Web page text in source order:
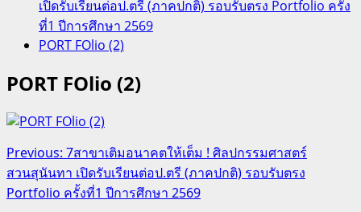
เปิดรับเรียนต่อป.ตรี (ภาคปกติ) รอบรับตรง Portfolio ครั้ง
ที่1 ปีการศึกษา 2569
PORT FOlio (2)
PORT FOlio (2)
Post
navigation
Previous: 7สาขาเติมอนาคตให้เต็ม ! ศิลปกรรมศาสตร์
สวนสุนันทา เปิดรับเรียนต่อป.ตรี (ภาคปกติ) รอบรับตรง
Portfolio ครั้งที่1 ปีการศึกษา 2569